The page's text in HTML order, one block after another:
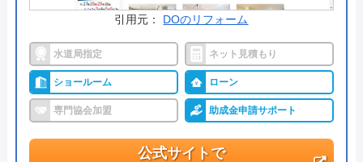
運営会社 株式会社ハウスラボ
代表者 丸山英利
創業・設立 平成21年5月1日設立
本社所在地
引用元： DOのリフォーム
水道局指定 ネット見積もり
ショールーム ローン
専門協会加盟 助成金申請サポート
公式サイトで